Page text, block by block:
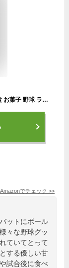
ばいこう堂 Baseball Wasanbo ベースボール和三盆 お菓子 野球 ラッピング済みギフト
Amazonでチェック >>
ットにボール
々な野球グッ
ていてとって
する優しい甘
試合後に食べ